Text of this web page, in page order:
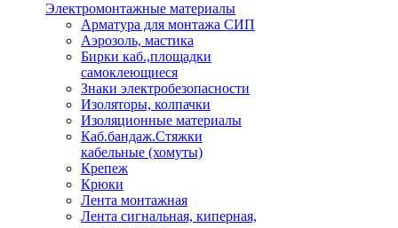
Электромонтажные материалы
Арматура для монтажа СИП
Аэрозоль, мастика
Бирки каб.,площадки
самоклеющиеся
Знаки электробезопасности
Изоляторы, колпачки
Изоляционные материалы
Каб.бандаж.Стяжки
кабельные (хомуты)
Крепеж
Крюки
Лента монтажная
Лента сигнальная, киперная,